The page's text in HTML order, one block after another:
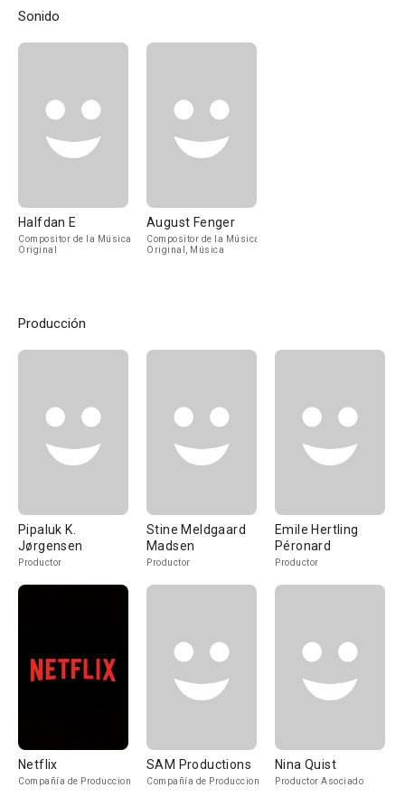
Sonido
Halfdan E
Compositor de la Música
Original
August Fenger
Compositor de la Música
Original, Música
Producción
Pipaluk K.
Jørgensen
Productor
Stine Meldgaard
Madsen
Productor
Emile Hertling
Péronard
Productor
Netflix
Compañía de Produccion
SAM Productions
Compañía de Produccion
Nina Quist
Productor Asociado